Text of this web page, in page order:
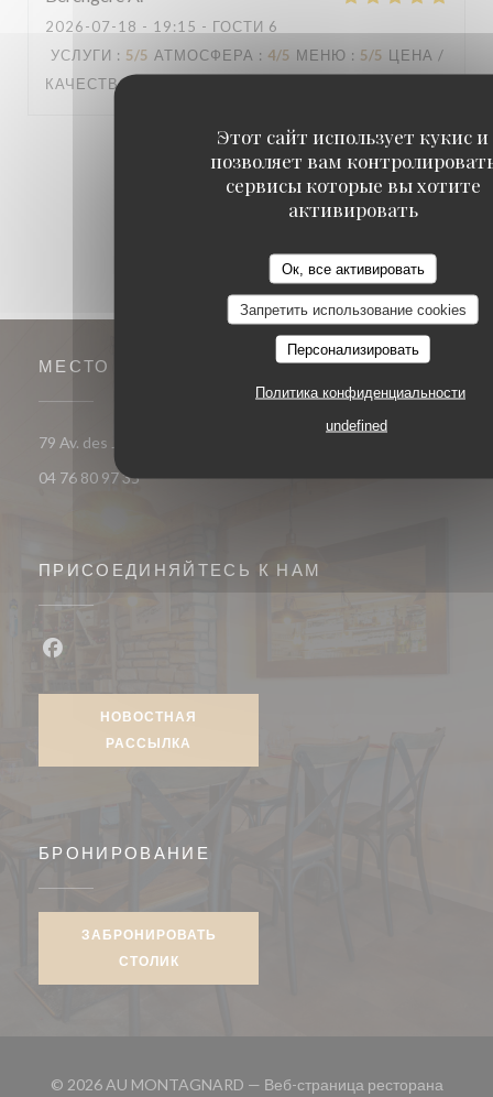
Этот сайт использует кукис и
позволяет вам
сервисы которые вы хотите
активировать
Ок, все активировать
Запретить использование cookies
Персонализировать
Политика конфиденциальности
undefined
2026-07-18 - 19:15 - ГОСТИ 6
УСЛУГИ : 5/5 АТМОСФЕРА : 4/5 МЕНЮ : 5/5 ЦЕНА /
КАЧЕСТВО
МЕСТО
79 Av. des Jeux - Galerie de l'ours blanc 38750 Huez
04 76 80 97 35
ПРИСОЕДИНЯЙТЕСЬ К НАМ
НОВОСТНАЯ
РАССЫЛКА
БРОНИРОВАНИЕ
ЗАБРОНИРОВАТЬ
СТОЛИК
© 2026 AU MONTAGNARD — Веб-страница ресторана